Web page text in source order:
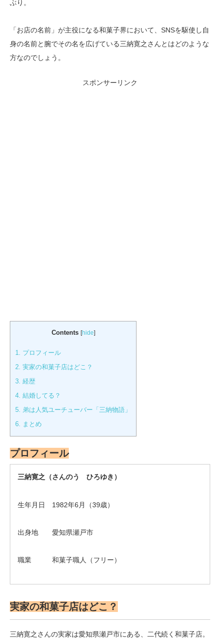
ぶり。
「お店の名前」が主役になる和菓子界において、SNSを駆使し自
身の名前と腕でその名を広げている三納寛之さんとはどのような
方なのでしょう。
スポンサーリンク
Contents [hide]
1. プロフィール
2. 実家の和菓子店はどこ？
3. 経歴
4. 結婚してる？
5. 弟は人気ユーチューバー「三納物語」
6. まとめ
プロフィール
三納寛之（さんのう ひろゆき）
生年月日 1982年6月（39歳）
出身地 愛知県瀬戸市
職業 和菓子職人（フリー）
実家の和菓子店はどこ？
三納寛之さんの実家は愛知県瀬戸市にある、二代続く和菓子店。